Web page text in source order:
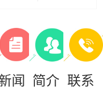
闻 简介 联系